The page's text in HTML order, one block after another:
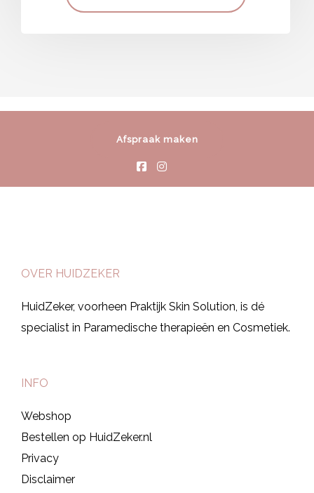
Afspraak maken
OVER HUIDZEKER
HuidZeker, voorheen Praktijk Skin Solution, is dé
specialist in Paramedische therapieën en Cosmetiek.
INFO
Webshop
Bestellen op HuidZeker.nl
Privacy
Disclaimer